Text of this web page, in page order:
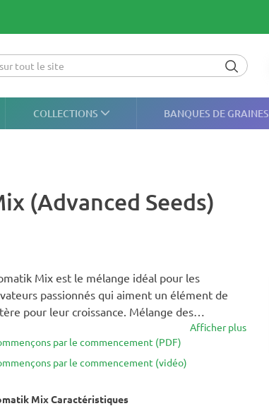
COLLECTIONS BANQUES DE GRAINES
(Advanced Seeds)
Mix Caractéristiques
Mix est le mélange idéal pour les
passionnés qui aiment un élément de
pour leur croissance. Mélange des
variétés de cannabis à autofloraison
Seeds, les variétés d'Automatik Mix
très peu à désirer, apportant des
60 à 80 jours de la graine à la récolte. Les
Afficher plus
par le commencement (PDF)
par le commencement (vidéo)